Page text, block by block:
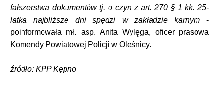
fałszerstwa dokumentów tj. o czyn z art. 270 § 1 kk. 25-
latka najbliższe dni spędzi w zakładzie karnym-
poinformowała mł. asp. Anita Wylęga, oficer prasowa
Komendy Powiatowej Policji w Oleśnicy.
źródło: KPP Kępno